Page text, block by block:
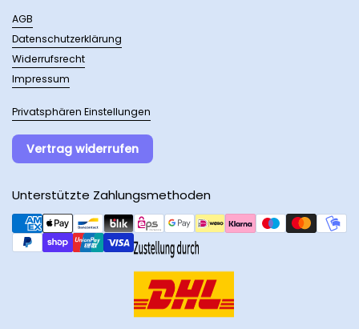
AGB
Datenschutzerklärung
Widerrufsrecht
Impressum
Privatsphären Einstellungen
Vertrag widerrufen
Unterstützte Zahlungsmethoden